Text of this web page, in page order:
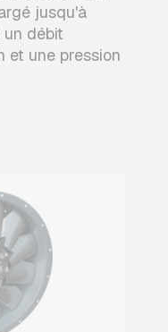
jusqu'à
débit
et une pression